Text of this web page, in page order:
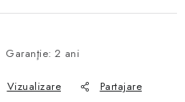
Garanţie: 2 ani
Vizualizare Partajare